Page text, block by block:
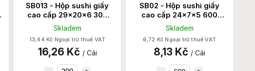
SB013 - Hộp sushi giấy
cao cấp 29x20x6 300
Chiếc/Thùng
Skladem
13,44 Kč Ngoại trừ thuế VAT
16,26 Kč / Cái
SB02 - Hộp sushi giấy
cao cấp 24x7x5 600
Chiếc/Thùng
Skladem
6,72 Kč Ngoại trừ thuế VAT
8,13 Kč / Cái